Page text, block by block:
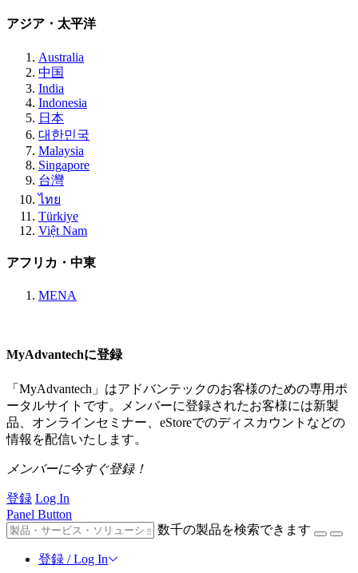
アジア・太平洋
Australia
中国
India
Indonesia
日本
대한민국
Malaysia
Singapore
台灣
ไทย
Türkiye
Việt Nam
アフリカ・中東
MENA
MyAdvantechに登録
「MyAdvantech」はアドバンテックのお客様のための専用ポ
ータルサイトです。メンバーに登録されたお客様には新製
品、オンラインセミナー、eStoreでのディスカウントなどの
情報を配信いたします。
メンバーに今すぐ登録！
登録 Log In
Panel Button
数千の製品を検索できます
登録 / Log In